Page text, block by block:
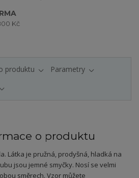
Kč
produktu
Parametry
o produktu
Látka je pružná, prodyšná, hladká na
jsou jemné smyčky. Nosí se velmi
směrech. Vzor můžete